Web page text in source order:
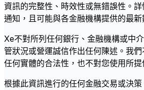
資訊的完整性、時效性或無錯誤性。
通知，且可能與各金融機構提供的最新
Xe不對所列任何銀行、金融機構或中
管狀況或營運誠信作出任何陳述。我
任何實體的合法性，也不對您使用所提
根據此資訊進行的任何金融交易或決